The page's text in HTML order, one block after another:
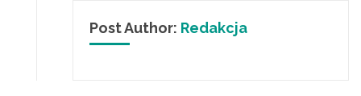
Post Author: Redakcja